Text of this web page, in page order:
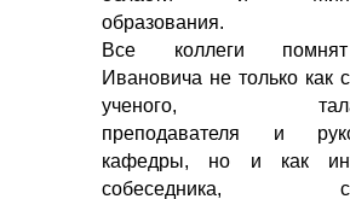
образования.
Все коллеги
Ивановича не только как
ученого,
преподавателя и
кафедры, но и как
собеседника,